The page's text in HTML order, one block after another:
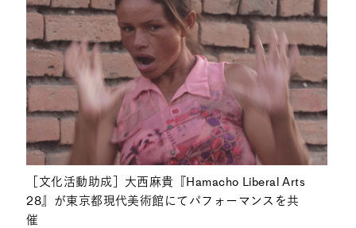
［文化活動助成］大西麻貴『Hamacho Liberal Arts
28』が東京都現代美術館にてパフォーマンスを共
催